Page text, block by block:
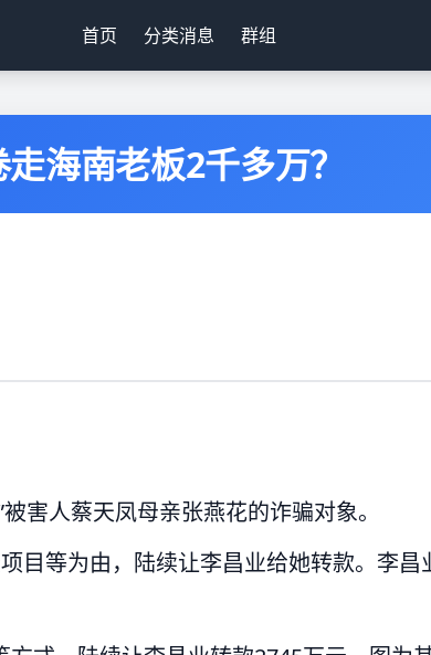
首页 分类消息 群组
海南老板2千多万？
害人蔡天凤母亲张燕花的诈骗对象。
目等为由，陆续让李昌业给她转款。李昌